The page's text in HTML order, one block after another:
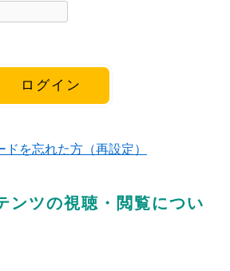
ドを忘れた方（再設定）
ンツの視聴・閲覧につい